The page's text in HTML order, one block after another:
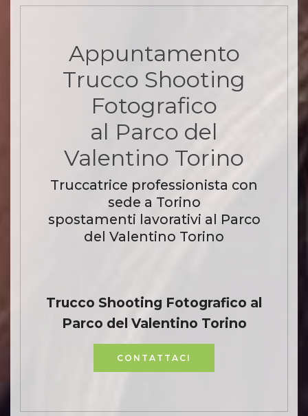
Appuntamento
Trucco Shooting
Fotografico
al Parco del
Valentino Torino
Truccatrice professionista con
sede a Torino
spostamenti lavorativi al Parco
del Valentino Torino
Trucco Shooting Fotografico al
Parco del Valentino Torino
CONTATTACI